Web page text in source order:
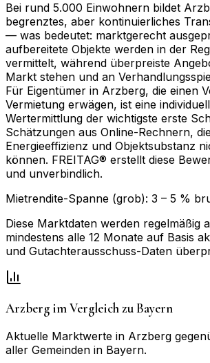
Bei rund 5.000 Einwohnern bildet
begrenztes, aber kontinuierliches
— was bedeutet: marktgerecht
aufbereitete Objekte werden in der
vermittelt, während überpreiste
Markt stehen und an
Für Eigentümer in Arzberg, die einen
Vermietung erwägen, ist eine
Wertermittlung der wichtigste erste
Schätzungen aus Online-Rechnern,
Energieeffizienz und Objektsubstanz
können. FREITAG® erstellt diese
und unverbindlich.
Mietrendite-Spanne (grob): 3 – 5 %
Diese Marktdaten werden regelmäßig
mindestens alle 12 Monate auf Basis
und Gutachterausschuss-Daten
Arzberg im Vergleich zuBayern
Aktuelle Marktwerte in Arzberg
aller Gemeinden in Bayern.